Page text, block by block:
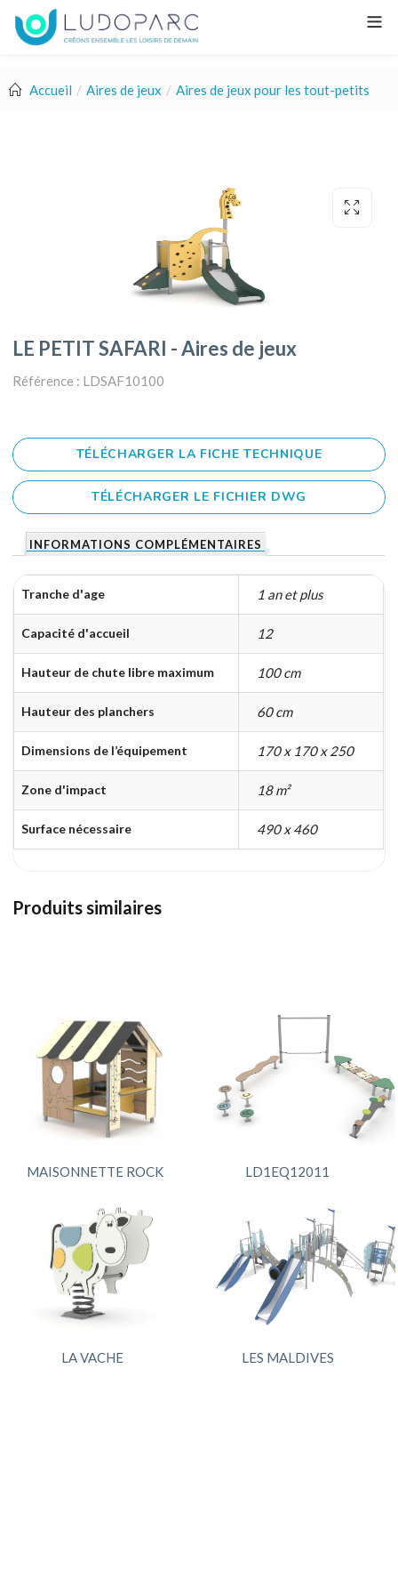
Accueil Aires de jeux Aires de jeux pour les tout-petits
LE PETIT SAFARI - Aires de jeux
Référence : LDSAF10100
TÉLÉCHARGER LA FICHE TECHNIQUE
TÉLÉCHARGER LE FICHIER DWG
INFORMATIONS COMPLÉMENTAIRES
Tranche d'age 1 an et plus
Capacité d'accueil 12
Hauteur de chute libre maximum 100 cm
Hauteur des planchers 60 cm
Dimensions de l’équipement 170 x 170 x 250
Zone d'impact 18 m²
Surface nécessaire 490 x 460
Produits similaires
MAISONNETTE ROCK LD1EQ12011
LA VACHE LES MALDIVES